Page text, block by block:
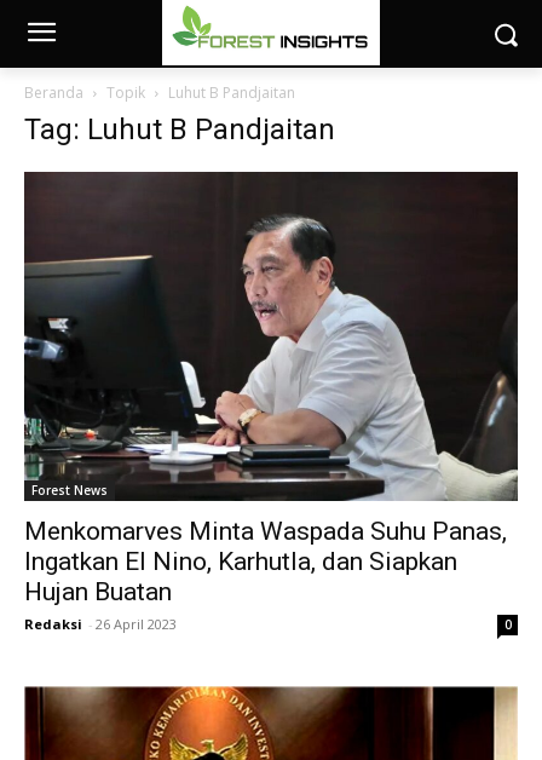
Beranda Topik Luhut B Pandjaitan
Tag: Luhut B Pandjaitan
Forest News
Menkomarves Minta Waspada Suhu Panas,
Ingatkan El Nino, Karhutla, dan Siapkan
Hujan Buatan
Redaksi - 26 April 2023 0